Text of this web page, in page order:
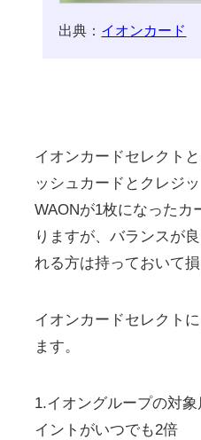
出典： イオンカード
イオンカードセレクト
ッシュカードとクレジ
WAONが1枚になったカ
りますが、バランスが
れる方は持っておいて損
イオンカードセレクト
ます。
1.イオングループの対
イントがいつでも2倍